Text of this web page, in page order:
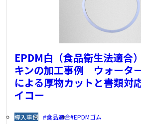
EPDM白（食品衛生法適合
キンの加工事例 ウォータ
による厚物カットと書類
イコー
導入事例 食品適合 EPDMゴム